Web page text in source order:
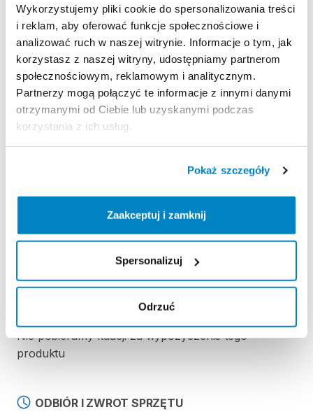
Wykorzystujemy pliki cookie do spersonalizowania treści
i reklam, aby oferować funkcje społecznościowe i
analizować ruch w naszej witrynie. Informacje o tym, jak
korzystasz z naszej witryny, udostępniamy partnerom
społecznościowym, reklamowym i analitycznym.
Partnerzy mogą połączyć te informacje z innymi danymi
otrzymanymi od Ciebie lub uzyskanymi podczas
korzystania z ich usług.
Pokaż szczegóły
Zaakceptuj i zamknij
Spersonalizuj
Odrzuć
umiejętności
w skali 1–3.
Jeżeli klient dostarczy swojego
buta
narciarskiego przy odbiorze nart​,​ regulację wiązań
wykonuje we własnym zakresie.
Regulamin wypożyczalni
Nie pobieramy kaucji za wypożyczenie tego
produktu
ODBIÓR I ZWROT SPRZĘTU